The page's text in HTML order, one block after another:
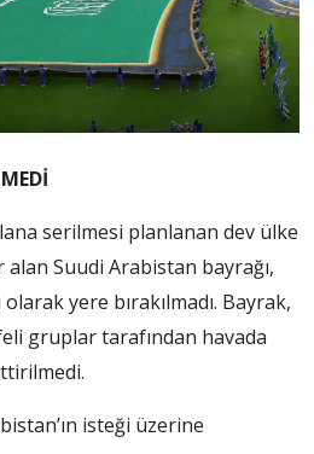
serilmesi planlanan dev ülke
alan Suudi Arabistan bayrağı,
yere bırakılmadı. Bayrak,
gruplar tarafından havada
isteği üzerine